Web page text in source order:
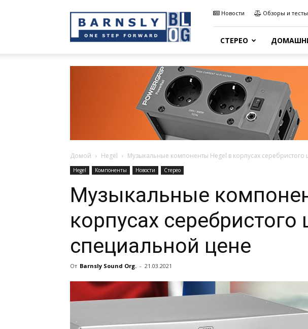
Sound
Blog
Новости Обзоры и тесты
СТЕРЕО
Домой Hegel Музыкальные компоненты Hegel в корпусах серебристого
Hegel Компоненты Новости Стерео
Музыкальные
корпусах серебристого
специальной цене
От Barnsly Sound Org. - 21.03.2021